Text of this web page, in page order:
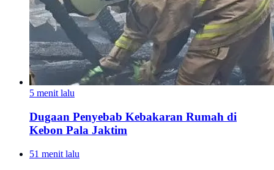
5 menit lalu
Dugaan Penyebab Kebakaran Rumah di
Kebon Pala Jaktim
51 menit lalu